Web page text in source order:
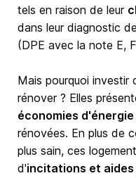
tels en raison de leur
dans leur diagnostic
(DPE avec la note E,
Mais pourquoi investir
rénover ? Elles
économies d'énergie
rénovées. En plus de
plus sain, ces
d'incitations et